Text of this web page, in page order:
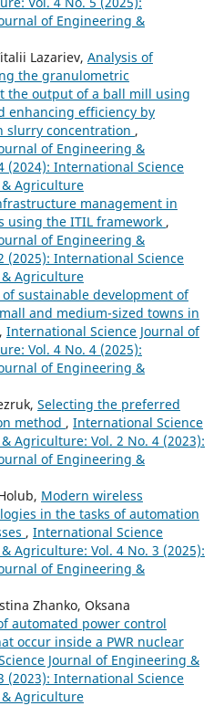
of Engineering &
Lazariev, Analysis of
the granulometric
the output of a ball mill using
enhancing efficiency by
slurry concentration ,
of Engineering &
(2024): International Science
Agriculture
management in
using the ITIL framework ,
of Engineering &
(2025): International Science
Agriculture
of sustainable development of
and medium-sized towns in
, International Science Journal of
Vol. 4 No. 4 (2025):
of Engineering &
Selecting the preferred
method , International Science
Agriculture: Vol. 2 No. 4 (2023):
of Engineering &
Modern wireless
in the tasks of automation
, International Science
Agriculture: Vol. 4 No. 3 (2025):
of Engineering &
Zhanko, Oksana
automated power control
occur inside a PWR nuclear
Journal of Engineering &
(2023): International Science
Agriculture